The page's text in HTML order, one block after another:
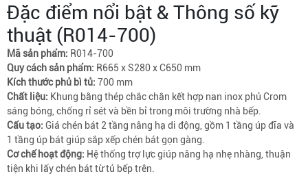
Đặc điểm nổi bật & Thông số kỹ
thuật (R014-700)
Mã sản phẩm: R014-700
Quy cách sản phẩm: R665 x S280 x C650 mm
Kích thước phủ bì tủ: 700 mm
Chất liệu: Khung bằng thép chắc chắn kết hợp nan inox phủ Crom
sáng bóng, chống rỉ sét và bền bỉ trong môi trường nhà bếp.
Cấu tạo: Giá chén bát 2 tầng nâng hạ di động, gồm 1 tầng úp đĩa và
1 tầng úp bát giúp sắp xếp chén bát gọn gàng.
Cơ chế hoạt động: Hệ thống trợ lực giúp nâng hạ nhẹ nhàng, thuận
tiện khi lấy chén bát từ tủ bếp trên.